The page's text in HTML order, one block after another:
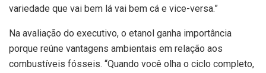
variedade que vai bem lá vai bem cá e vice-versa.”
Na avaliação do executivo, o etanol ganha importância
porque reúne vantagens ambientais em relação aos
combustíveis fósseis. “Quando você olha o ciclo completo,